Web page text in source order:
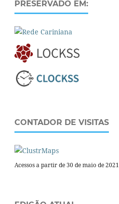
PRESERVADO EM:
CONTADOR DE VISITAS
Acessos a partir de 30 de maio de 2021